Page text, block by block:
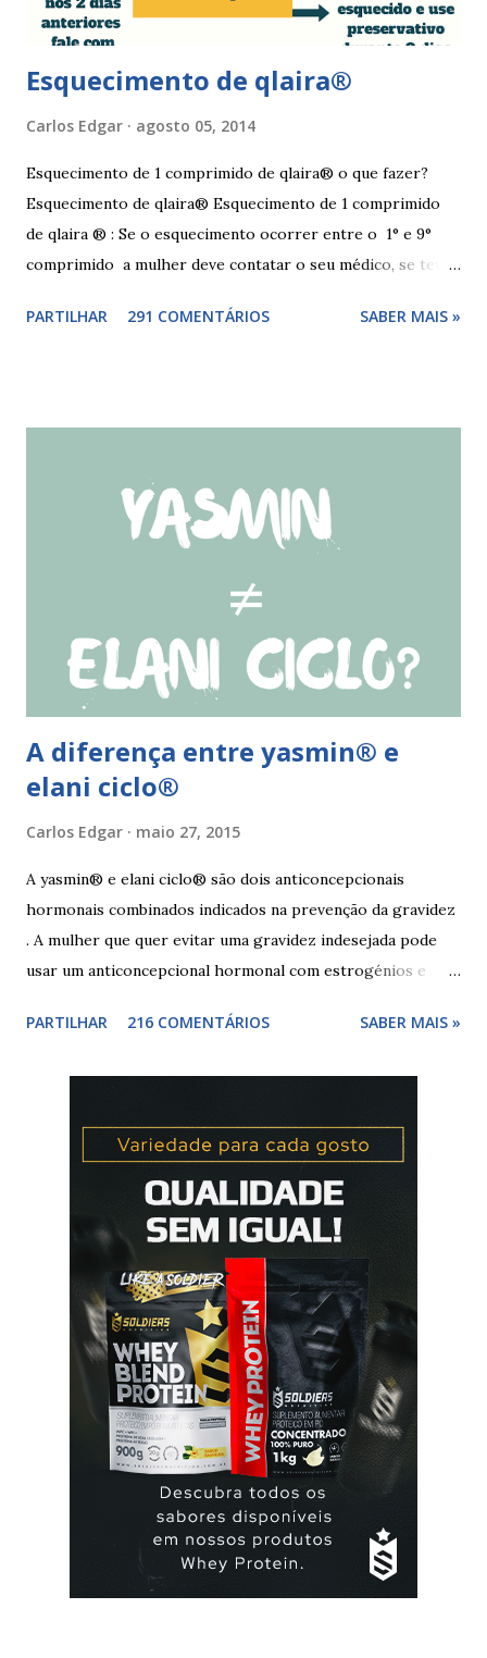
Esquecimento de qlaira®
Carlos Edgar agosto 05, 2014
Esquecimento de 1 comprimido de qlaira® o que fazer?
Esquecimento de qlaira® Esquecimento de 1 comprimido
de qlaira ® : Se o esquecimento ocorrer entre o 1° e 9°
comprimido a mulher deve contatar o seu médico, se teve
comprimido(s) esquecidos, continuar a tomar os restantes
Se o esquecimento ocorrer entre o 18° e o 24°
comprimido a mulher deve iniciar nova cartela ou carteira
esquecimento ocorrer entre o 25° e o 26° comprimido a
tomando os restantes. Se...
PARTILHAR 291 COMENTÁRIOS SABER MAIS »
A diferença entre yasmin® e
elani ciclo®
Carlos Edgar maio 27, 2015
A yasmin® e elani ciclo® são dois anticoncepcionais
hormonais combinados indicados na prevenção da gravidez
. A mulher que quer evitar uma gravidez indesejada pode
usar um anticoncepcional hormonal com estrogénios e
para não correr riscos. Os anticoncepcionais yasmin® e
mulher deve tomar um comprimido por dia, seguindo
a ordem da cartela ou blister. No final da cartela ou blister
deve fazer uma pausa de 7 dias, para menstruar. A mulher
que usa a elani ciclo® pode ter que tomar seguida, deve
seguir a recomendação de seu médico. A yasmin® e elani
ciclo® são iguais? Sim são, ambas as pílulas têm a
mesma composição hormonal, apesar da yasmin ® ter
menos comprimidos, 21 comprimidos por carte...
PARTILHAR 216 COMENTÁRIOS SABER MAIS »